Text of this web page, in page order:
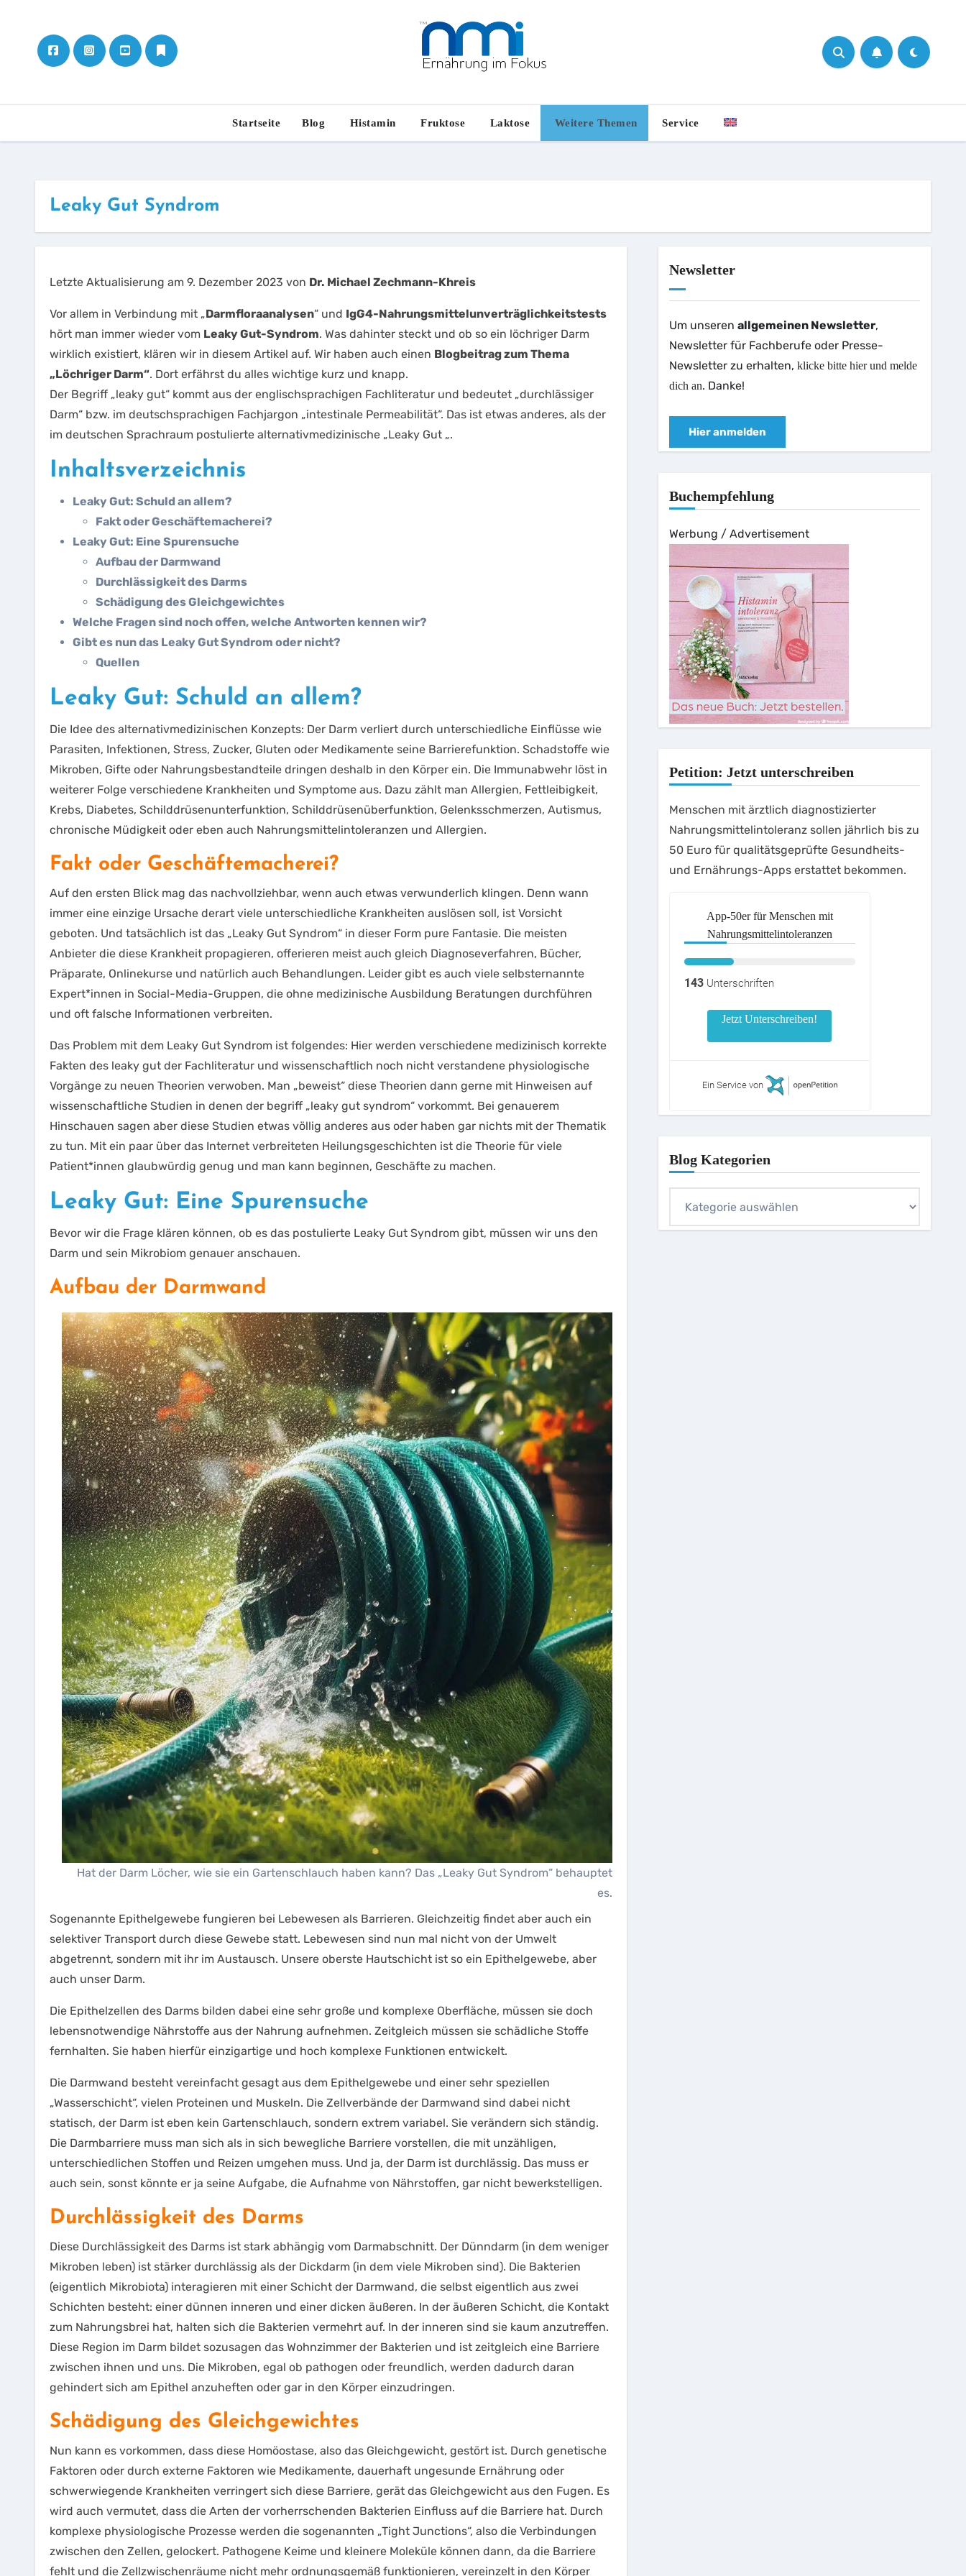
content
Startseite Blog Histamin Fruktose Laktose Weitere Themen Service
Leaky Gut Syndrom
Letzte Aktualisierung am 9. Dezember 2023 von Dr. Michael Zechmann-Khreis
Vor allem in Verbindung mit „Darmfloraanalysen“ und IgG4-Nahrungsmittelunverträglichkeitstests
hört man immer wieder vom Leaky Gut-Syndrom. Was dahinter steckt und ob so ein löchriger Darm
wirklich existiert, klären wir in diesem Artikel auf. Wir haben auch einen Blogbeitrag zum Thema
„Löchriger Darm“. Dort erfährst du alles wichtige kurz und knapp.
Der Begriff „leaky gut“ kommt aus der englischsprachigen Fachliteratur und bedeutet „durchlässiger
Darm“ bzw. im deutschsprachigen Fachjargon „intestinale Permeabilität“. Das ist etwas anderes, als der
im deutschen Sprachraum postulierte alternativmedizinische „Leaky Gut „.
Inhaltsverzeichnis
Leaky Gut: Schuld an allem?
Fakt oder Geschäftemacherei?
Leaky Gut: Eine Spurensuche
Aufbau der Darmwand
Durchlässigkeit des Darms
Schädigung des Gleichgewichtes
Welche Fragen sind noch offen, welche Antworten kennen wir?
Gibt es nun das Leaky Gut Syndrom oder nicht?
Quellen
Leaky Gut: Schuld an allem?
Die Idee des alternativmedizinischen Konzepts: Der Darm verliert durch unterschiedliche Einflüsse wie
Parasiten, Infektionen, Stress, Zucker, Gluten oder Medikamente seine Barrierefunktion. Schadstoffe wie
Mikroben, Gifte oder Nahrungsbestandteile dringen deshalb in den Körper ein. Die Immunabwehr löst in
weiterer Folge verschiedene Krankheiten und Symptome aus. Dazu zählt man Allergien, Fettleibigkeit,
Krebs, Diabetes, Schilddrüsenunterfunktion, Schilddrüsenüberfunktion, Gelenksschmerzen, Autismus,
chronische Müdigkeit oder eben auch Nahrungsmittelintoleranzen und Allergien.
Fakt oder Geschäftemacherei?
Auf den ersten Blick mag das nachvollziehbar, wenn auch etwas verwunderlich klingen. Denn wann
immer eine einzige Ursache derart viele unterschiedliche Krankheiten auslösen soll, ist Vorsicht
geboten. Und tatsächlich ist das „Leaky Gut Syndrom“ in dieser Form pure Fantasie. Die meisten
Anbieter die diese Krankheit propagieren, offerieren meist auch gleich Diagnoseverfahren, Bücher,
Präparate, Onlinekurse und natürlich auch Behandlungen. Leider gibt es auch viele selbsternannte
Expert*innen in Social-Media-Gruppen, die ohne medizinische Ausbildung Beratungen durchführen
und oft falsche Informationen verbreiten.
Das Problem mit dem Leaky Gut Syndrom ist folgendes: Hier werden verschiedene medizinisch korrekte
Fakten des leaky gut der Fachliteratur und wissenschaftlich noch nicht verstandene physiologische
Vorgänge zu neuen Theorien verwoben. Man „beweist“ diese Theorien dann gerne mit Hinweisen auf
wissenschaftliche Studien in denen der begriff „leaky gut syndrom“ vorkommt. Bei genauerem
Hinschauen sagen aber diese Studien etwas völlig anderes aus oder haben gar nichts mit der Thematik
zu tun. Mit ein paar über das Internet verbreiteten Heilungsgeschichten ist die Theorie für viele
Patient*innen glaubwürdig genug und man kann beginnen, Geschäfte zu machen.
Leaky Gut: Eine Spurensuche
Bevor wir die Frage klären können, ob es das postulierte Leaky Gut Syndrom gibt, müssen wir uns den
Darm und sein Mikrobiom genauer anschauen.
Aufbau der Darmwand
Hat der Darm Löcher, wie sie ein Gartenschlauch haben kann? Das „Leaky Gut Syndrom“ behauptet
es.
Sogenannte Epithelgewebe fungieren bei Lebewesen als Barrieren. Gleichzeitig findet aber auch ein
selektiver Transport durch diese Gewebe statt. Lebewesen sind nun mal nicht von der Umwelt
abgetrennt, sondern mit ihr im Austausch. Unsere oberste Hautschicht ist so ein Epithelgewebe, aber
auch unser Darm.
Die Epithelzellen des Darms bilden dabei eine sehr große und komplexe Oberfläche, müssen sie doch
lebensnotwendige Nährstoffe aus der Nahrung aufnehmen. Zeitgleich müssen sie schädliche Stoffe
fernhalten. Sie haben hierfür einzigartige und hoch komplexe Funktionen entwickelt.
Die Darmwand besteht vereinfacht gesagt aus dem Epithelgewebe und einer sehr speziellen
„Wasserschicht“, vielen Proteinen und Muskeln. Die Zellverbände der Darmwand sind dabei nicht
statisch, der Darm ist eben kein Gartenschlauch, sondern extrem variabel. Sie verändern sich ständig.
Die Darmbarriere muss man sich als in sich bewegliche Barriere vorstellen, die mit unzähligen,
unterschiedlichen Stoffen und Reizen umgehen muss. Und ja, der Darm ist durchlässig. Das muss er
auch sein, sonst könnte er ja seine Aufgabe, die Aufnahme von Nährstoffen, gar nicht bewerkstelligen.
Durchlässigkeit des Darms
Diese Durchlässigkeit des Darms ist stark abhängig vom Darmabschnitt. Der Dünndarm (in dem weniger
Mikroben leben) ist stärker durchlässig als der Dickdarm (in dem viele Mikroben sind). Die Bakterien
(eigentlich Mikrobiota) interagieren mit einer Schicht der Darmwand, die selbst eigentlich aus zwei
Schichten besteht: einer dünnen inneren und einer dicken äußeren. In der äußeren Schicht, die Kontakt
zum Nahrungsbrei hat, halten sich die Bakterien vermehrt auf. In der inneren sind sie kaum anzutreffen.
Diese Region im Darm bildet sozusagen das Wohnzimmer der Bakterien und ist zeitgleich eine Barriere
zwischen ihnen und uns. Die Mikroben, egal ob pathogen oder freundlich, werden dadurch daran
gehindert sich am Epithel anzuheften oder gar in den Körper einzudringen.
Schädigung des Gleichgewichtes
Nun kann es vorkommen, dass diese Homöostase, also das Gleichgewicht, gestört ist. Durch genetische
Faktoren oder durch externe Faktoren wie Medikamente, dauerhaft ungesunde Ernährung oder
schwerwiegende Krankheiten verringert sich diese Barriere, gerät das Gleichgewicht aus den Fugen. Es
wird auch vermutet, dass die Arten der vorherrschenden Bakterien Einfluss auf die Barriere hat. Durch
komplexe physiologische Prozesse werden die sogenannten „Tight Junctions“, also die Verbindungen
zwischen den Zellen, gelockert. Pathogene Keime und kleinere Moleküle können dann, da die Barriere
fehlt und die Zellzwischenräume nicht mehr ordnungsgemäß funktionieren, vereinzelt in den Körper
Newsletter
Um unseren allgemeinen Newsletter,
Newsletter für Fachberufe oder Presse-
Newsletter zu erhalten, klicke bitte hier und melde
dich an. Danke!
Hier anmelden
Buchempfehlung
Werbung / Advertisement
Petition: Jetzt unterschreiben
Menschen mit ärztlich diagnostizierter
Nahrungsmittelintoleranz sollen jährlich bis zu
50 Euro für qualitätsgeprüfte Gesundheits-
und Ernährungs-Apps erstattet bekommen.
App-50er für Menschen mit
Nahrungsmittelintoleranzen
143Unterschriften
Jetzt Unterschreiben!
Ein Service von
Blog Kategorien
Kategorien